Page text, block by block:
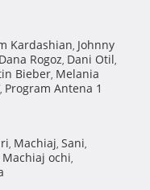
Kardashian, Johnny
Dana Rogoz, Dani Otil,
Bieber, Melania
, Program Antena 1
, Machiaj, Sani,
Machiaj ochi,